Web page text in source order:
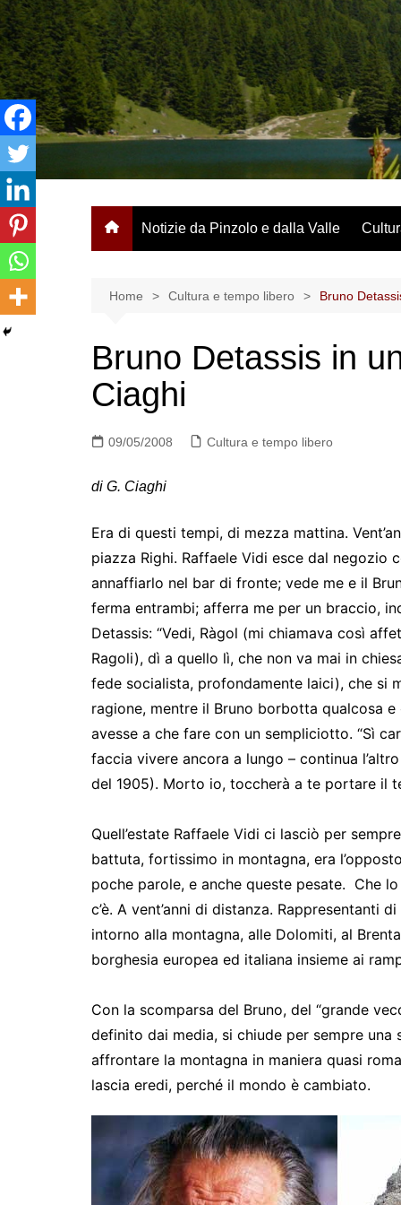
Salta
al
contenuto
Notizie da Pinzolo e dalla Valle
Home Cultura e tempo libero Bruno
Bruno Detassis in
Ciaghi
09/05/2008 Cultura e tempo libero
di G. Ciaghi
Era di questi tempi, di mezza mattina.
piazza Righi. Raffaele Vidi esce dal
annaffiarlo nel bar di fronte; vede me e il
ferma entrambi; afferra me per un braccio,
Detassis: “Vedi, Ràgol (mi chiamava così
Ragoli), dì a quello lì, che non va mai in
fede socialista, profondamente laici), che si
ragione, mentre il Bruno borbotta qualcosa
avesse a che fare con un sempliciotto. “Sì
faccia vivere ancora a lungo – continua
del 1905). Morto io, toccherà a te portare il
Quell’estate Raffaele Vidi ci lasciò per
battuta, fortissimo in montagna, era
poche parole, e anche queste pesate. Che
c’è. A vent’anni di distanza. Rappresentanti
intorno alla montagna, alle Dolomiti, al
borghesia europea ed italiana insieme ai
Con la scomparsa del Bruno, del “grande
definito dai media, si chiude per sempre una
affrontare la montagna in maniera quasi
lascia eredi, perché il mondo è cambiato.